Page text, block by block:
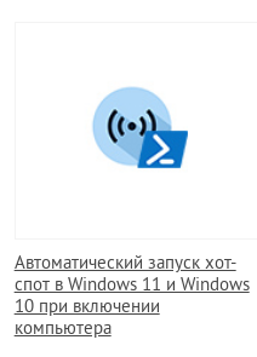
Автоматический запуск хот-
спот в Windows 11 и Windows
10 при включении
компьютера